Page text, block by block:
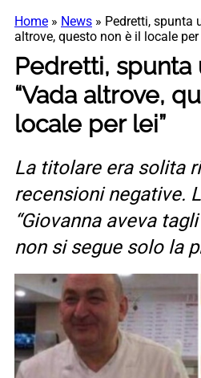
Home » News » Pedretti, spunta
altrove, questo non è il locale per
Pedretti, spunta
“Vada altrove,
locale per lei”
La titolare era solita
recensioni negative.
“Giovanna aveva
non si segue solo la